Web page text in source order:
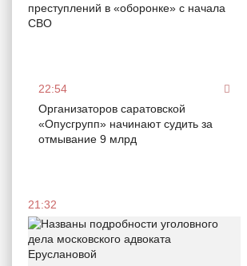
преступлений в «оборонке» с начала
СВО
22:54
Организаторов саратовской
«Опусгрупп» начинают судить за
отмывание 9 млрд
21:32